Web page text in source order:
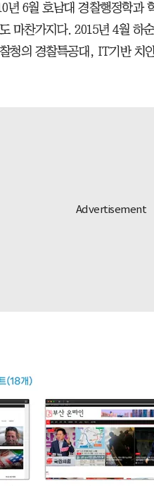
년 6월 호남대 경찰행정학과
마찬가지다. 2015년 4월 하
청의 경찰특공대, IT기반 치